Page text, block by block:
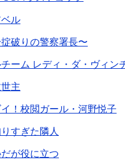
ル
破りの警察署長〜
チーム レディ・ダ・ヴィン
主
！校閲ガール・河野悦子
すぎた隣人
が役に立つ